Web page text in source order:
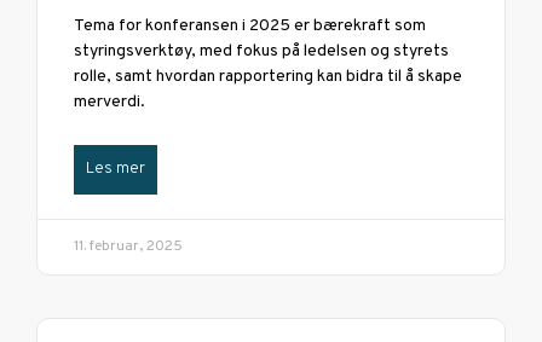
Tema for konferansen i 2025 er bærekraft som
styringsverktøy, med fokus på ledelsen og styrets
rolle, samt hvordan rapportering kan bidra til å skape
merverdi.
Les mer
11. februar, 2025